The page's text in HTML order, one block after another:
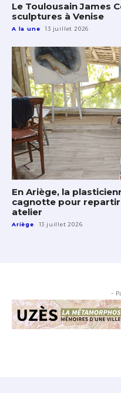
Le Toulousain James
sculptures à Venise
A la une 13 juillet 2026
En Ariège, la
cagnotte pour repartir
atelier
Ariège 13 juillet 2026
-